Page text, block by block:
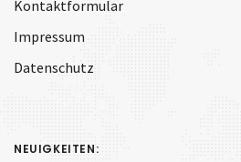
Kontaktformular
Impressum
Datenschutz
NEUIGKEITEN: